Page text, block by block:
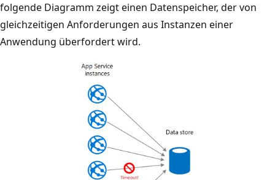
k
e
n
folgende Diagramm zeigt einen Datenspeicher, der von
gleichzeitigen Anforderungen aus Instanzen einer
Anwendung überfordert wird.